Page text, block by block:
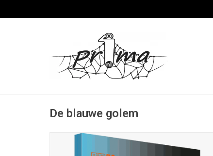
De blauwe golem